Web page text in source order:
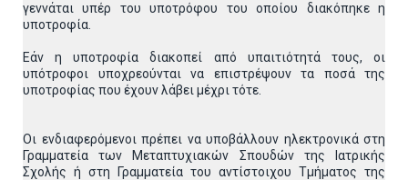
γεννάται υπέρ του υποτρόφου του οποίου διακόπηκε η
υποτροφία.
Εάν η υποτροφία διακοπεί από υπαιτιότητά τους, οι
υπότροφοι υποχρεούνται να επιστρέψουν τα ποσά της
υποτροφίας που έχουν λάβει μέχρι τότε.
Οι ενδιαφερόμενοι πρέπει να υποβάλλουν ηλεκτρονικά στη
Γραμματεία των Μεταπτυχιακών Σπουδών της Ιατρικής
Σχολής ή στη Γραμματεία του αντίστοιχου Τμήματος της